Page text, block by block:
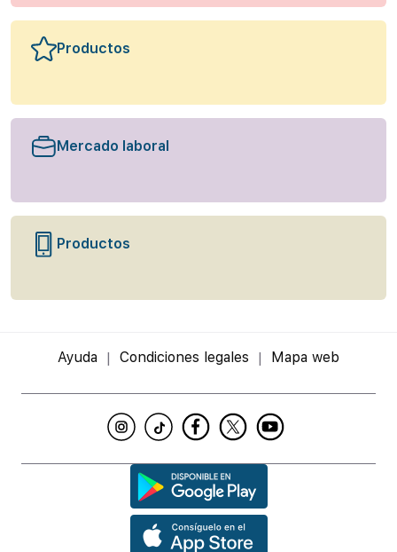
Productos
Mercado laboral
Productos
Ayuda Condiciones legales Mapa web